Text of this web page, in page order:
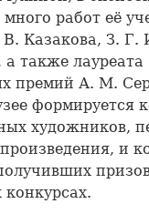
работ её
Казакова, З. Г.
также лауреата
премий А. М.
формируется
художников,
и